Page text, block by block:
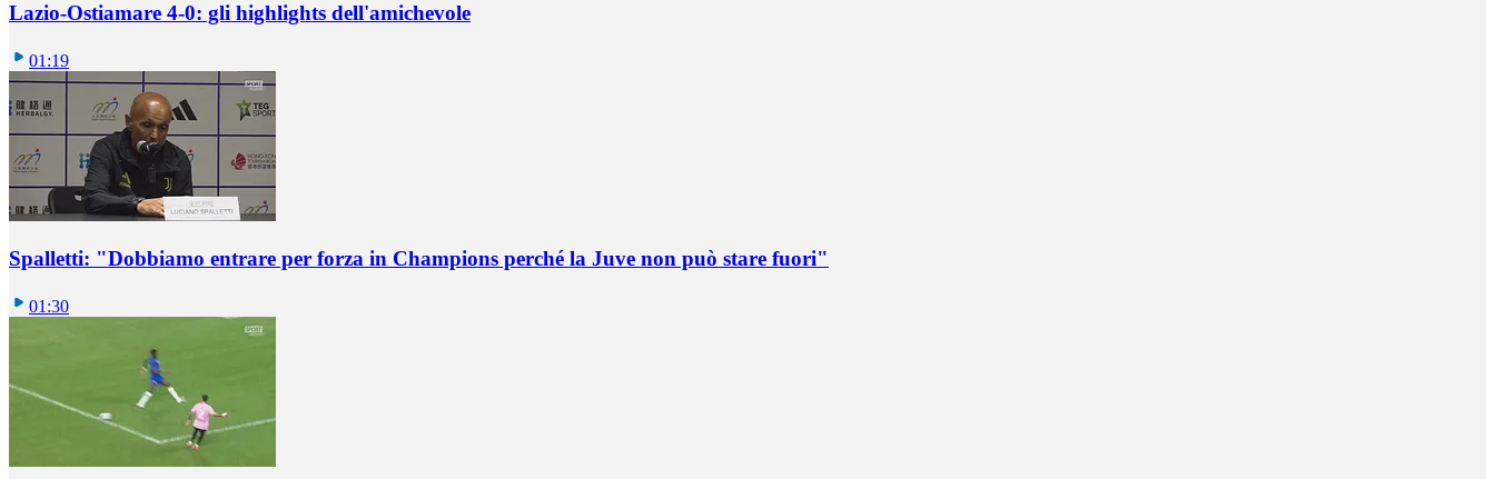
Lazio-Ostiamare 4-0: gli highlights dell'amichevole
01:19
Spalletti: "Dobbiamo entrare per forza in Champions perché la Juve non può stare fuori"
01:30